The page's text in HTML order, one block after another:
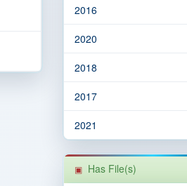
2016
2020
2018
2017
2021
Has File(s)